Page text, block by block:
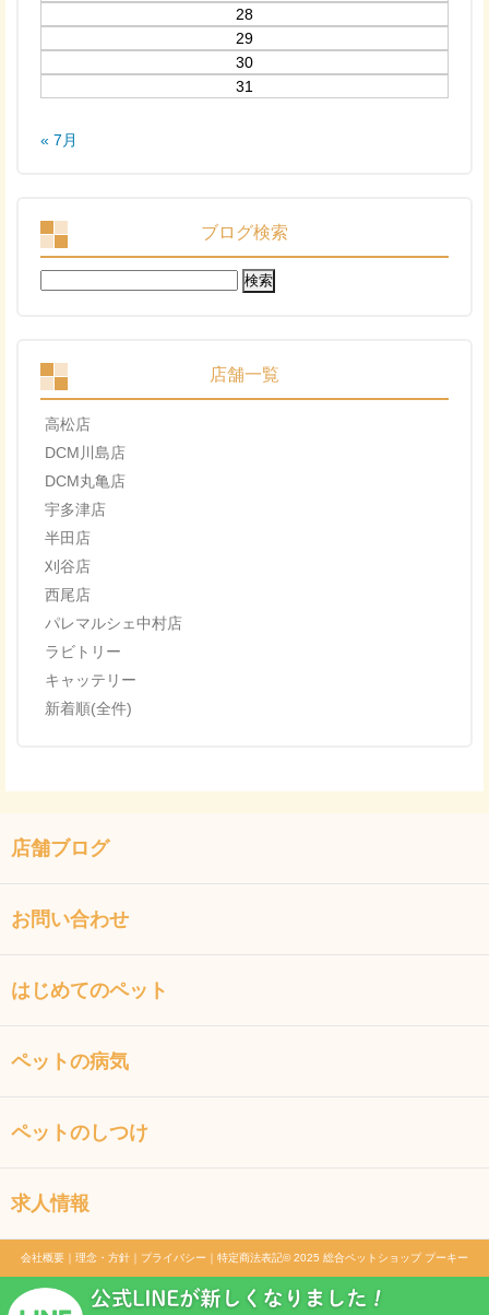
28
29
30
31
« 7月
ブログ検索
検
索:
店舗一覧
高松店
DCM川島店
DCM丸亀店
宇多津店
半田店
刈谷店
西尾店
パレマルシェ中村店
ラビトリー
キャッテリー
新着順(全件)
店舗ブログ
お問い合わせ
はじめてのペット
ペットの病気
ペットのしつけ
求人情報
会社概要 ｜ 理念・方針 ｜ プライバシー ｜ 特定商法表記© 2025 総合ペットショップ プーキー